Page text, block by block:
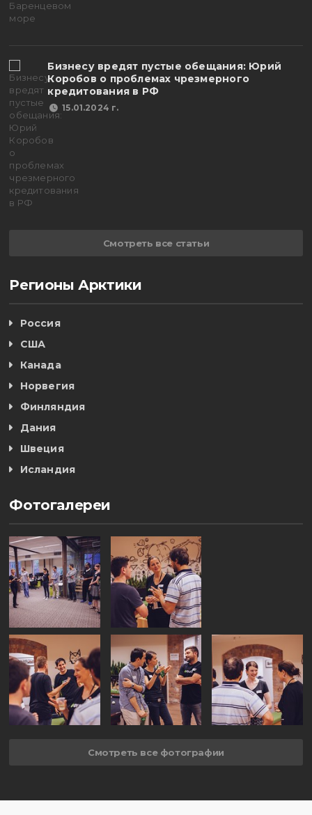
Бизнесу вредят пустые обещания: Юрий
Коробов о проблемах чрезмерного
кредитования в РФ
15.01.2024 г.
Смотреть все статьи
Регионы Арктики
Россия
США
Канада
Норвегия
Финляндия
Дания
Швеция
Исландия
Фотогалереи
Смотреть все фотографии